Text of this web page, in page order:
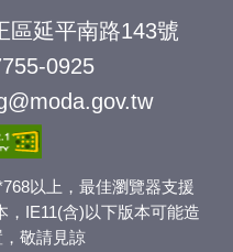
區延平南路143號
0925
以上，最佳瀏覽器支援
，IE11(含)以下版本可能造
敬請見諒